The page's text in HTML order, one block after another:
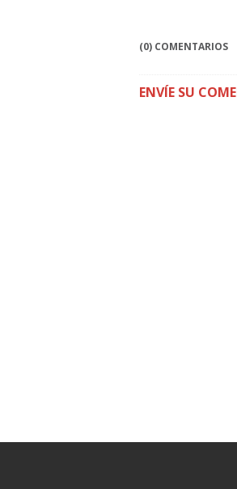
(0) COMENTARIOS
ENVÍE SU